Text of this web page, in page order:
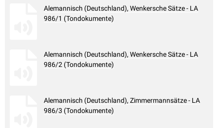
Alemannisch (Deutschland), Wenkersche Sätze - LA
986/1 (Tondokumente)
Alemannisch (Deutschland), Wenkersche Sätze - LA
986/2 (Tondokumente)
Alemannisch (Deutschland), Zimmermannsätze - LA
986/3 (Tondokumente)